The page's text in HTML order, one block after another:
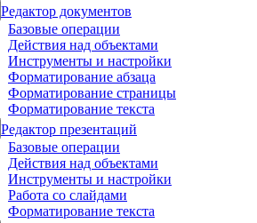
Редактор документов
Базовые операции
Действия над объектами
Инструменты и настройки
Форматирование абзаца
Форматирование страницы
Форматирование текста
Редактор презентаций
Базовые операции
Действия над объектами
Инструменты и настройки
Работа со слайдами
Форматирование текста